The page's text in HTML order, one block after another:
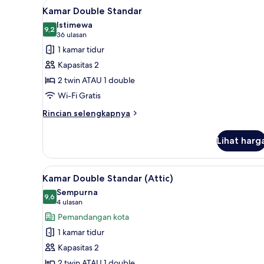
untuk
kamar
Lihat
semua
foto
untuk
Kamar
Double
Standar
44
Kamar Double Standar
9,29,2 dari 10
Istimewa
36 ulasan
(36
ulasan)
1 kamar tidur
Kapasitas 2
2 twin ATAU 1 double
Wi-Fi Gratis
Rincian selengkapnya
Rincian
Kamar
Double
Standar
Lihat
Lihat
semua
foto
untuk
Kamar
Double
Standar
Kamar Double Standar (Attic)
13
Kamar Double Standar (Attic)
9,69,6 dari 10
Sempurna
4 ulasan
(4
ulasan)
Pemandangan kota
1 kamar tidur
Kapasitas 2